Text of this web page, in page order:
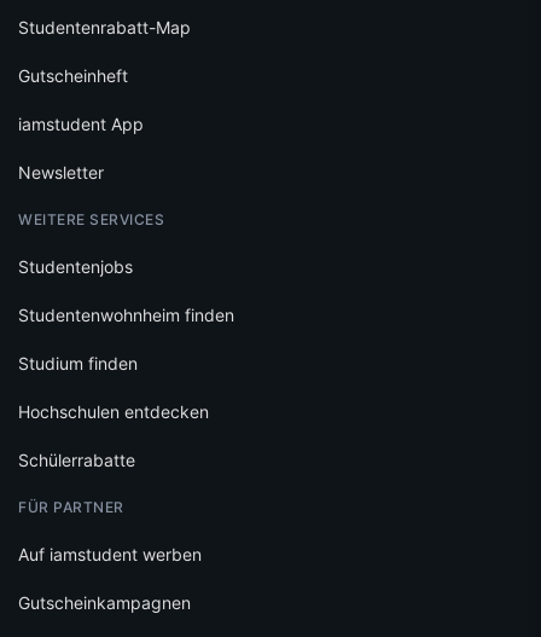
Studentenrabatt-Map
Gutscheinheft
iamstudent App
Newsletter
WEITERE SERVICES
Studentenjobs
Studentenwohnheim finden
Studium finden
Hochschulen entdecken
Schülerrabatte
FÜR PARTNER
Auf iamstudent werben
Gutscheinkampagnen